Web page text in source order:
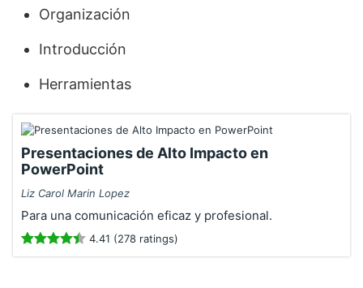
Organización
Introducción
Herramientas
Presentaciones de Alto Impacto en
PowerPoint
Liz Carol Marin Lopez
Para una comunicación eficaz y profesional.
4.41 (278 ratings)